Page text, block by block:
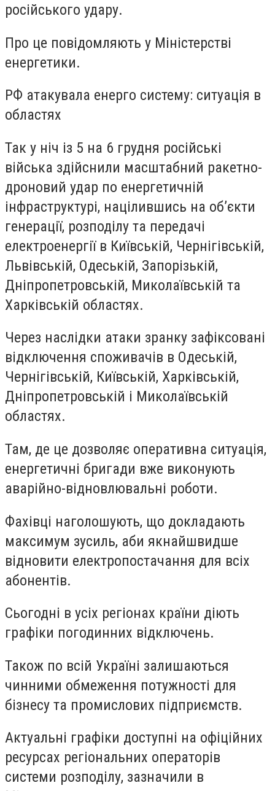
російського удару.
Про це повідомляють у Міністерстві
енергетики.
РФ атакувала енерго систему: ситуація в
областях
Так у ніч із 5 на 6 грудня російські
війська здійснили масштабний ракетно-
дроновий удар по енергетичній
інфраструктурі, націлившись на об’єкти
генерації, розподілу та передачі
електроенергії в Київській, Чернігівській,
Львівській, Одеській, Запорізькій,
Дніпропетровській, Миколаївській та
Харківській областях.
Через наслідки атаки зранку зафіксовані
відключення споживачів в Одеській,
Чернігівській, Київській, Харківській,
Дніпропетровській і Миколаївській
областях.
Там, де це дозволяє оперативна ситуація,
енергетичні бригади вже виконують
аварійно-відновлювальні роботи.
Фахівці наголошують, що докладають
максимум зусиль, аби якнайшвидше
відновити електропостачання для всіх
абонентів.
Сьогодні в усіх регіонах країни діють
графіки погодинних відключень.
Також по всій Україні залишаються
чинними обмеження потужності для
бізнесу та промислових підприємств.
Актуальні графіки доступні на офіційних
ресурсах регіональних операторів
системи розподілу, зазначили в